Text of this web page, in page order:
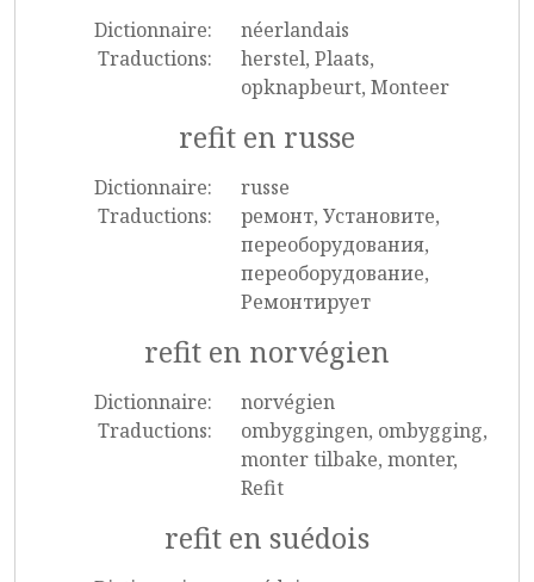
Dictionnaire:
néerlandais
Traductions:
herstel, Plaats,
opknapbeurt, Monteer
refit en russe
Dictionnaire:
russe
Traductions:
ремонт, Установите,
переоборудования,
переоборудование,
Ремонтирует
refit en norvégien
Dictionnaire:
norvégien
Traductions:
ombyggingen, ombygging,
monter tilbake, monter,
Refit
refit en suédois